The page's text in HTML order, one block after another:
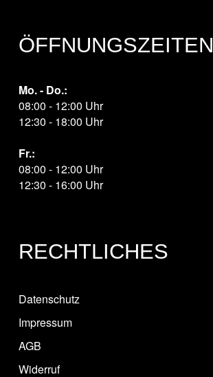
ÖFFNUNGSZEITEN
Mo. - Do.:
08:00 - 12:00 Uhr
12:30 - 18:00 Uhr
Fr.:
08:00 - 12:00 Uhr
12:30 - 16:00 Uhr
RECHTLICHES
Datenschutz
Impressum
AGB
Widerruf